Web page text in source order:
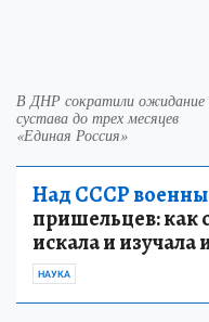
В ДНР сократили ожидание
сустава до трех месяцев
«Единая Россия»
Над СССР
пришельцев: как
искала и
НАУКА